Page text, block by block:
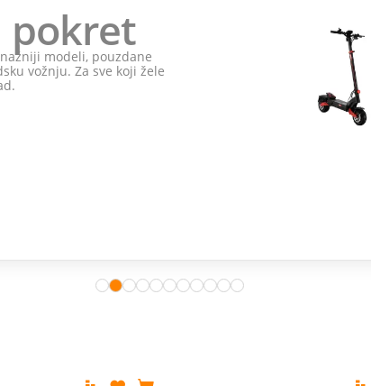
pokret
modeli, pouzdane
vožnju. Za sve koji žele